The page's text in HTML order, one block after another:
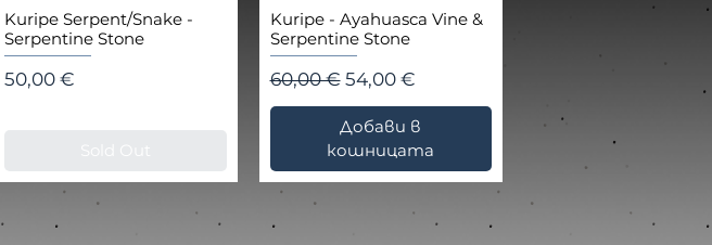
Kuripe Serpent/Snake -
Serpentine Stone
Цена
50,00 €
Kuripe - Ayahuasca Vine &
Serpentine Stone
Редовна цена
60,00 € Продажна цена
54,00 €
Добави в
кошницата